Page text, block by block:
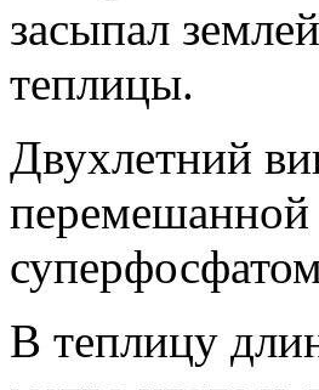
засыпал
теплицы.
Двухлетний
В теплицу